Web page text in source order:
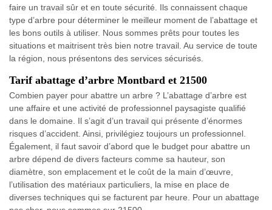
faire un travail sûr et en toute sécurité. Ils connaissent chaque
type d’arbre pour déterminer le meilleur moment de l’abattage et
les bons outils à utiliser. Nous sommes prêts pour toutes les
situations et maitrisent très bien notre travail. Au service de toute
la région, nous présentons des services sécurisés.
Tarif abattage d’arbre Montbard et 21500
Combien payer pour abattre un arbre ? L’abattage d’arbre est
une affaire et une activité de professionnel paysagiste qualifié
dans le domaine. Il s’agit d’un travail qui présente d’énormes
risques d’accident. Ainsi, privilégiez toujours un professionnel.
Également, il faut savoir d’abord que le budget pour abattre un
arbre dépend de divers facteurs comme sa hauteur, son
diamètre, son emplacement et le coût de la main d’œuvre,
l’utilisation des matériaux particuliers, la mise en place de
diverses techniques qui se facturent par heure. Pour un abattage